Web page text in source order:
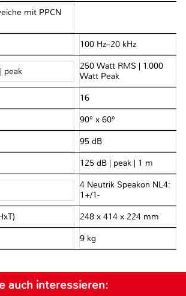
mit PPCN
100 Hz–20 kHz
peak
250 Watt RMS | 1.000
Watt Peak
16 Ω
90° x 60°
95 dB
125 dB | peak | 1 m
4 Neutrik Speakon NL4:
1+/1-
248 x 414 x 224 mm
9 kg
auch interessieren: